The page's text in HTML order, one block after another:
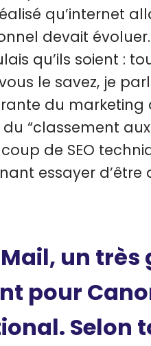
qu’internet
devait
qu’ils soient :
le savez, je
du marketing
“classement aux
de SEO
essayer d’être
un très
pour
Selon